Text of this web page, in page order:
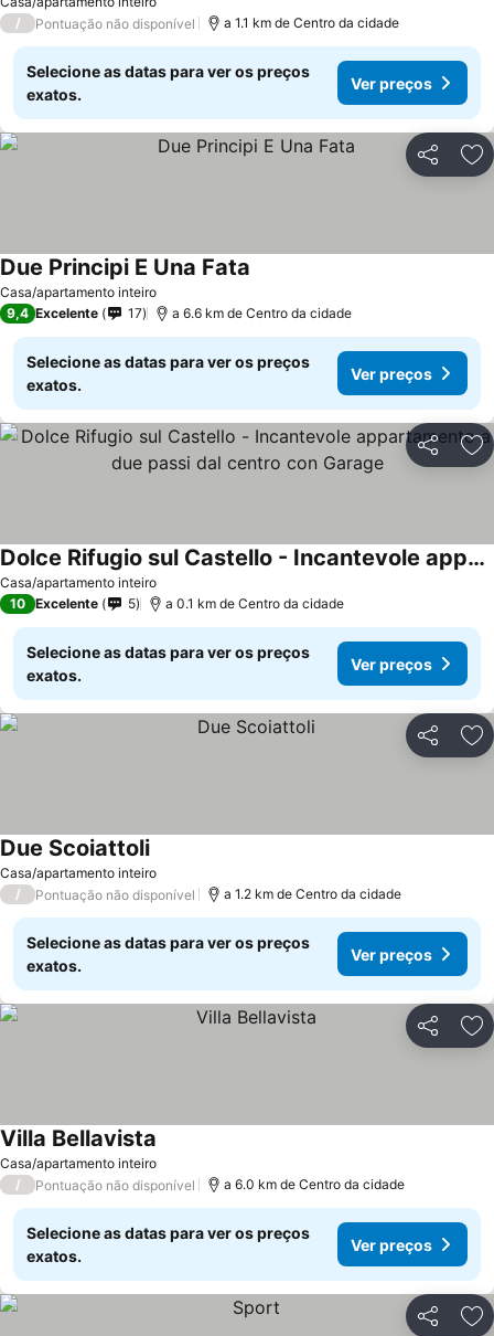
/
Pontuação não disponível a 1.1 km de Centro da cidade
Selecione as datas para ver os preços
exatos.
Ver preços
Partilhar
Casa/apartamento inteiro
Due Principi E Una Fata
9,4 Excelente 17 a 6.6 km de Centro da cidade
Selecione as datas para ver os preços
exatos.
Ver preços
Partilhar
Casa/apartamento inteiro
Dolce Rifugio sul Castello - Incantevole appartamento a due passi dal centro con Garage
10 Excelente 5 a 0.1 km de Centro da cidade
Selecione as datas para ver os preços
exatos.
Ver preços
Partilhar
Casa/apartamento inteiro
Due Scoiattoli
/ Pontuação não disponível a 1.2 km de Centro da cidade
Selecione as datas para ver os preços
exatos.
Ver preços
Partilhar
Casa/apartamento inteiro
Villa Bellavista
/ Pontuação não disponível a 6.0 km de Centro da cidade
Selecione as datas para ver os preços
exatos.
Ver preços
Partilhar